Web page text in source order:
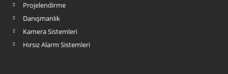
Projelendirme
Danışmanlık
Kamera Sistemleri
Hırsız Alarm Sistemleri